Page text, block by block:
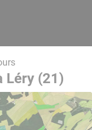
Léry (21)